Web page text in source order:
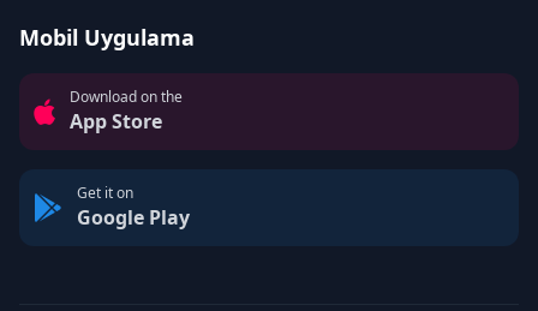
Mobil Uygulama
Download on the
App Store
Get it on
Google Play